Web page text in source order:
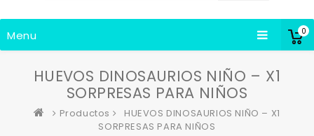
0
Menu
HUEVOS DINOSAURIOS NIÑO – X1
SORPRESAS PARA NIÑOS
Productos
HUEVOS DINOSAURIOS NIÑO – X1
SORPRESAS PARA NIÑOS